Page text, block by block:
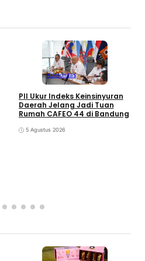
Komunitas
PII Ukur Indeks Keinsinyuran
Daerah Jelang Jadi Tuan
Rumah CAFEO 44 di Bandung
5 Agustus 2026